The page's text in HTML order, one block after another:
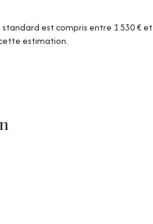
est compris entre 1 530 € et
estimation.